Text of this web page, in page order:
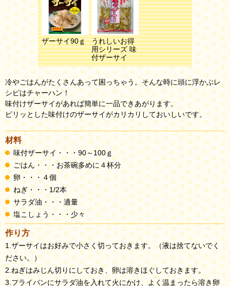
ザーサイ90ｇ
うれしいお得
用シリーズ 味
付ザーサイ
冷やごはんがたくさんあって困っちゃう。そんな時に頭に浮かぶレ
シピはチャーハン！
味付けザーサイがあれば簡単に一品できあがります。
ピリッとした味付けのザーサイがカリカリしておいしいです。
材料
味付ザーサイ・・・90～100ｇ
ごはん・・・お茶碗多めに４杯分
卵・・・４個
ねぎ・・・1/2本
サラダ油・・・適量
塩こしょう・・・少々
作り方
1.ザーサイはお好みで小さく切っておきます。（液は捨てないでく
ださい。）
2.ねぎはみじん切りにしておき、卵は溶きほぐしておきます。
3.フライパンにサラダ油を入れて火にかけ、よく温まったら溶き卵